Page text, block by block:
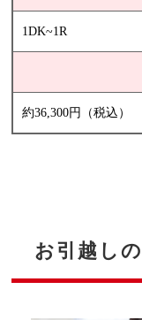
1DK~1R
約36,300円（税込）
お引越し